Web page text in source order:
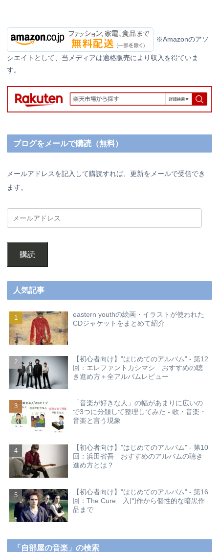
※Amazonのアソ
シエイトとして、当メディアは適格販売により収入を得ていま
す。
ブログをメールで購読（無料）
メールアドレスを記入して購読すれば、更新をメールで受信でき
ます。
購読
人気記事
eastern youthの絵画・イラストが使われた
CDジャケットをまとめて紹介
【初心者向け】”はじめてのアルバム” - 第12
回：エレファントカシマシ おすすめの聴
き進め方＋全アルバムレビュー
「音楽が好きな人」の幅があまりに広いの
で3つに分類して整理してみた - 歌・音楽・
音楽と言う現象
【初心者向け】”はじめてのアルバム” - 第10
回：浜田省吾 おすすめのアルバムの聴き
進め方とは？
【初心者向け】”はじめてのアルバム” - 第16
回：The Cure 入門作から個性的な暗黒作
品まで
「自部屋の音楽」の検索